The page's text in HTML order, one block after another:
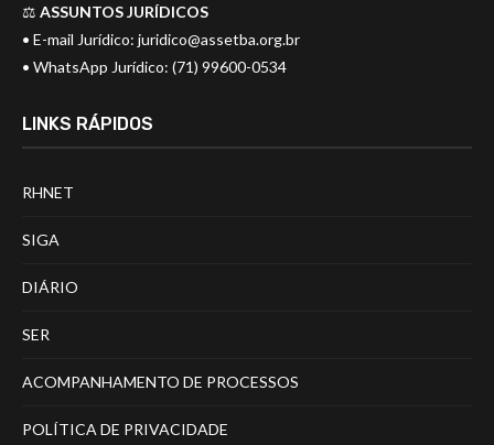
⚖️ ASSUNTOS JURÍDICOS
• E-mail Jurídico: juridico@assetba.org.br
• WhatsApp Jurídico: (71) 99600-0534
LINKS RÁPIDOS
RHNET
SIGA
DIÁRIO
SER
ACOMPANHAMENTO DE PROCESSOS
POLÍTICA DE PRIVACIDADE